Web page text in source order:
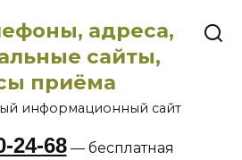
адреса,
сайты,
приёма
информационный сайт
24-68— бесплатная